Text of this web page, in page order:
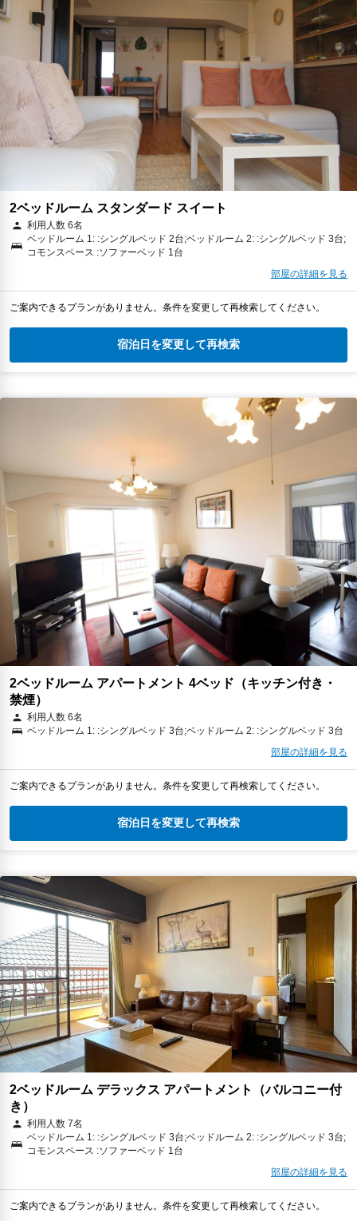
2ベッドルーム スタンダード スイート
利用人数 6名
ベッドルーム 1: :シングルベッド 2台;ベッドルーム 2: :シングルベッド 3台;
コモンスペース :ソファーベッド 1台
部屋の詳細を見る
ご案内できるプランがありません。条件を変更して再検索してください。
宿泊日を変更して再検索
2ベッドルーム アパートメント 4ベッド（キッチン付き・
禁煙）
利用人数 6名
ベッドルーム 1: :シングルベッド 3台;ベッドルーム 2: :シングルベッド 3台
部屋の詳細を見る
ご案内できるプランがありません。条件を変更して再検索してください。
宿泊日を変更して再検索
2ベッドルーム デラックス アパートメント（バルコニー付
き）
利用人数 7名
ベッドルーム 1: :シングルベッド 3台;ベッドルーム 2: :シングルベッド 3台;
コモンスペース :ソファーベッド 1台
部屋の詳細を見る
ご案内できるプランがありません。条件を変更して再検索してください。